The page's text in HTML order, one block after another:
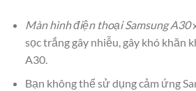
Màn hình điện thoại Samsung A30
sọc trắng gây nhiễu, gây khó khăn
A30.
Bạn không thể sử dụng cảm ứng